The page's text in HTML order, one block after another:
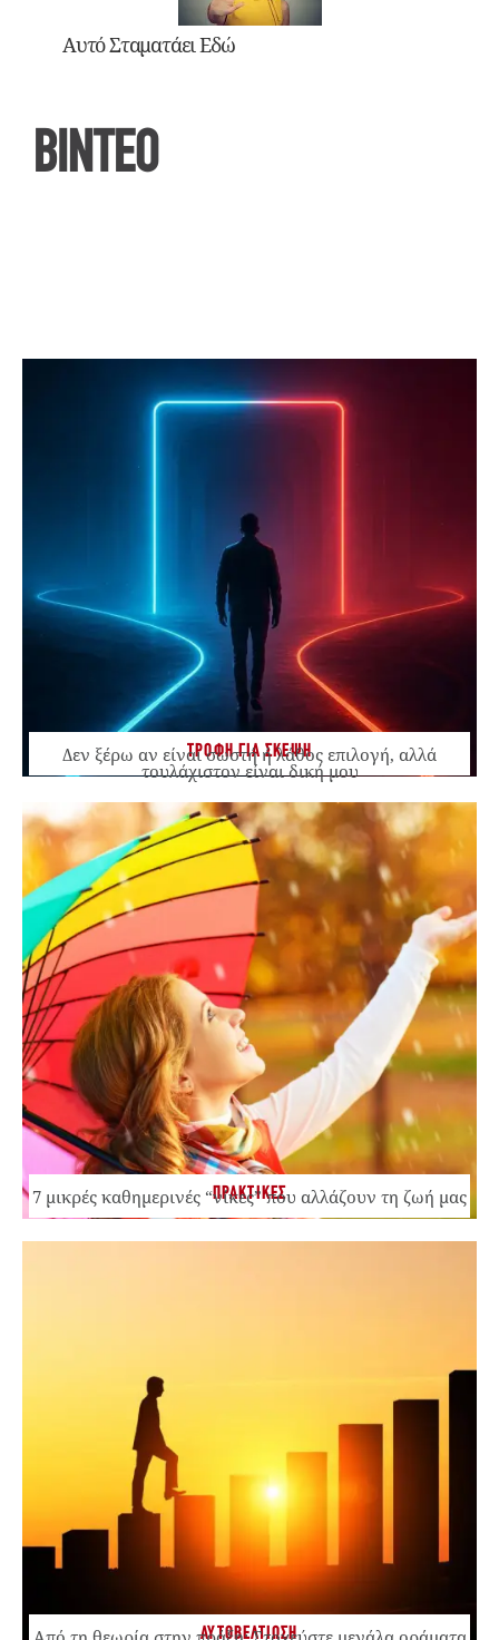
Αυτό Σταματάει Εδώ
ΒΙΝΤΕΟ
ΤΡΟΦΗ ΓΙΑ ΣΚΕΨΗ
Δεν ξέρω αν είναι σωστή ή λάθος επιλογή, αλλά
τουλάχιστον είναι δική μου
ΠΡΑΚΤΙΚΕΣ
7 μικρές καθημερινές “νίκες” που αλλάζουν τη ζωή μας
ΑΥΤΟΒΕΛΤΙΩΣΗ